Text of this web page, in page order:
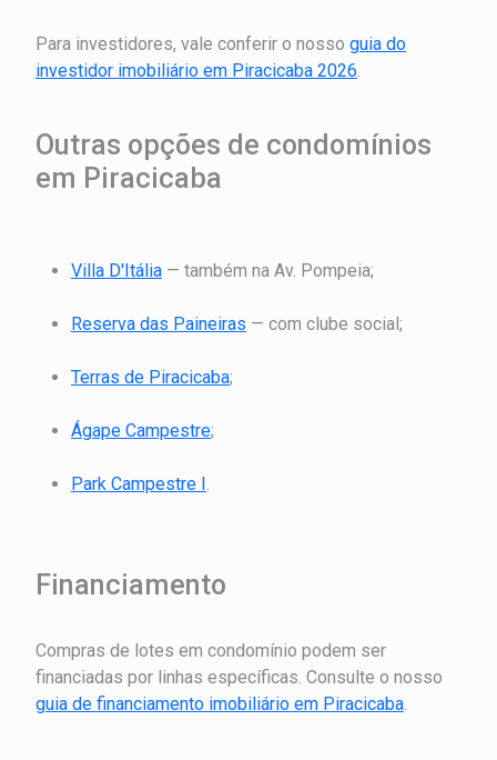
Para investidores, vale conferir o nosso guia do
investidor imobiliário em Piracicaba 2026.
Outras opções de condomínios
em Piracicaba
Villa D'Itália — também na Av. Pompeia;
Reserva das Paineiras — com clube social;
Terras de Piracicaba;
Ágape Campestre;
Park Campestre I.
Financiamento
Compras de lotes em condomínio podem ser
financiadas por linhas específicas. Consulte o nosso
guia de financiamento imobiliário em Piracicaba.